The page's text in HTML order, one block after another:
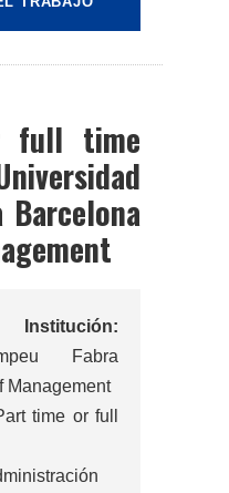
full time
Barcelona
Fabra
Management
time or full